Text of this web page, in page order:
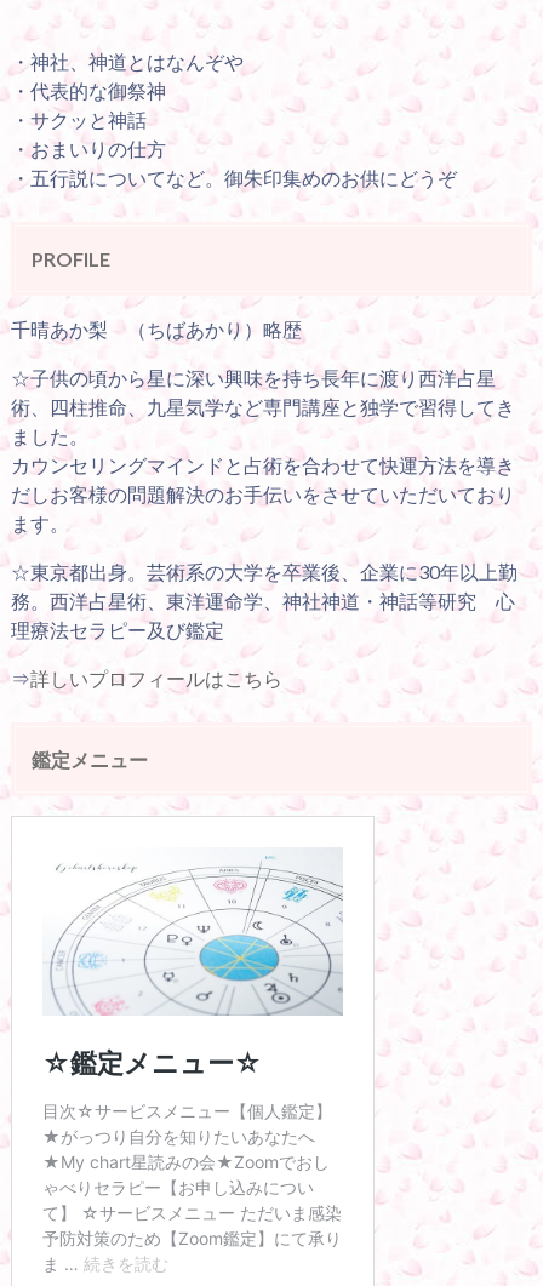
・神社、神道とはなんぞや
・代表的な御祭神
・サクッと神話
・おまいりの仕方
・五行説についてなど。御朱印集めのお供にどうぞ
PROFILE
千晴あか梨 （ちばあかり）略歴
☆子供の頃から星に深い興味を持ち長年に渡り西洋占星
術、四柱推命、九星気学など専門講座と独学で習得してき
ました。
カウンセリングマインドと占術を合わせて快運方法を導き
だしお客様の問題解決のお手伝いをさせていただいており
ます。
☆東京都出身。芸術系の大学を卒業後、企業に30年以上勤
務。西洋占星術、東洋運命学、神社神道・神話等研究 心
理療法セラピー及び鑑定
⇒詳しいプロフィールはこちら
鑑定メニュー